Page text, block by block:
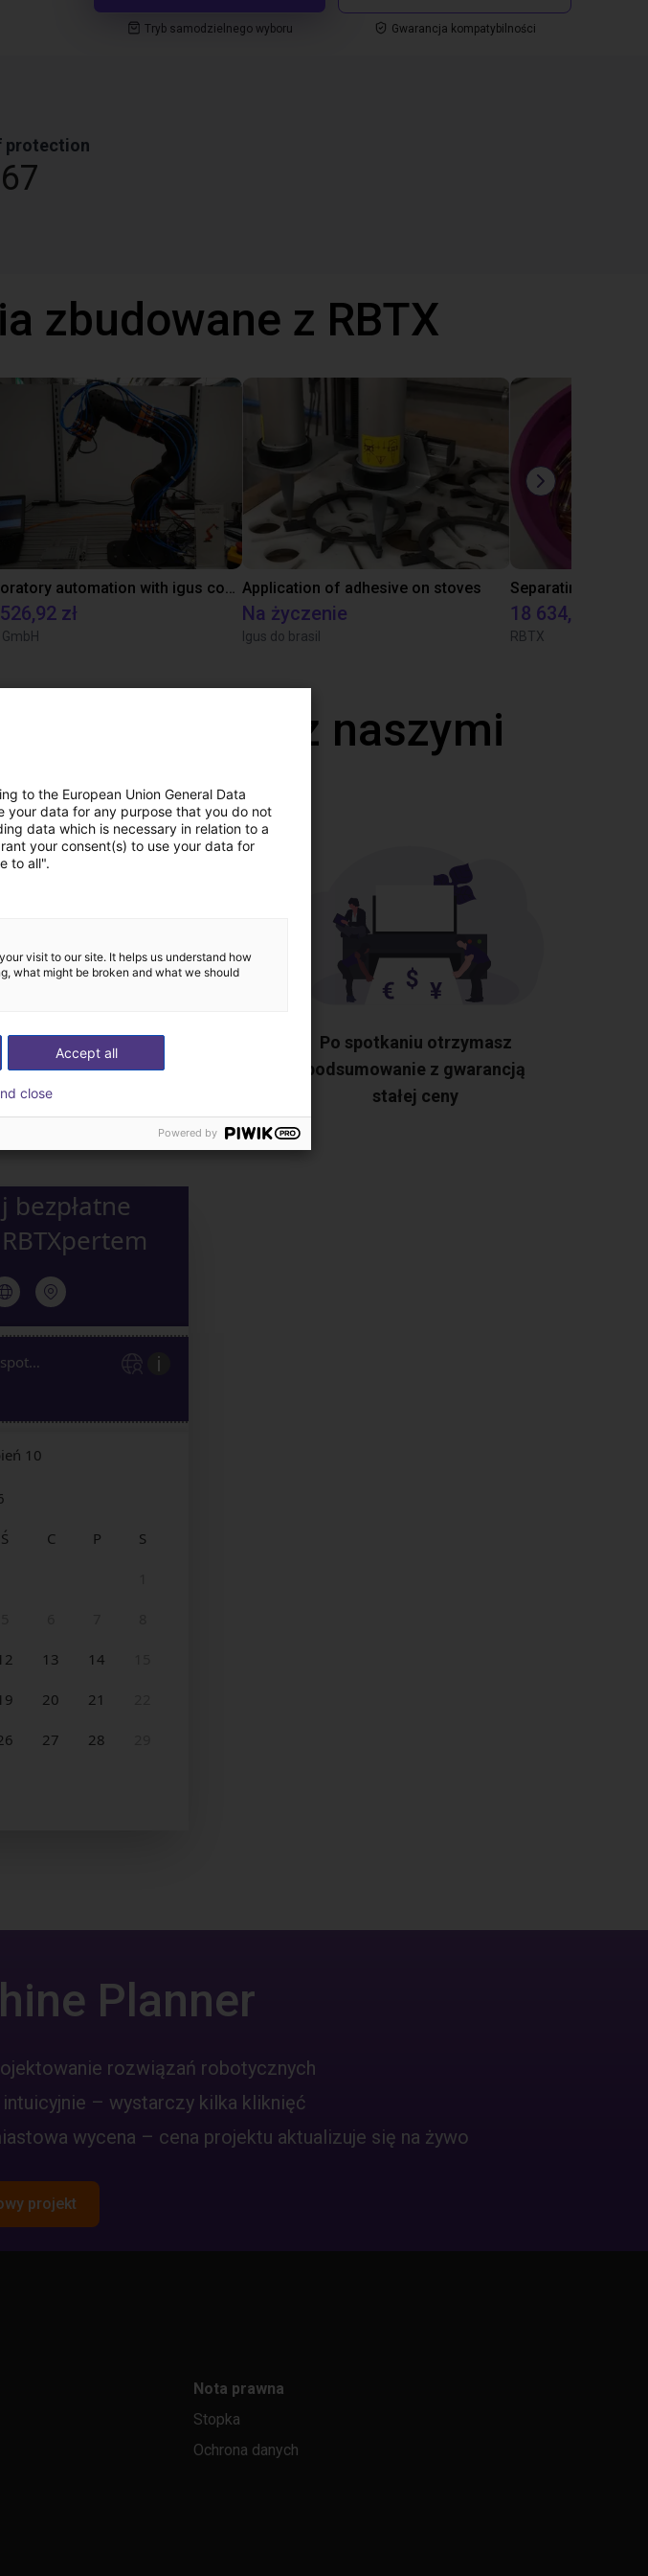
Tryb samodzielnego wyboru Gwarancja kompatybilności
protection
zbudowane z RBTX
Laboratory automation with igus cobot ReBeL 6DOF
zł
Application of adhesive on stoves
Na życzenie
Igus do brasil
18 634,80 zł
RBTX
wideo z naszymi
Ekspert dobierze wszystkie
komponenty – od robota po
Po spotkaniu otrzymasz
podsumowanie z gwarancją
stałej ceny
Planner
rozwiązań robotycznych
– wystarczy kilka kliknięć
wycena – cena projektu aktualizuje się na żywo
projekt
Nota prawna
Stopka
Ochrona danych
to the European Union General Data
your data for any purpose that you do not
data which is necessary in relation to a
your consent(s) to use your data for
to all".
visit to our site. It helps us understand how
what might be broken and what we should
Accept all
close
Powered by